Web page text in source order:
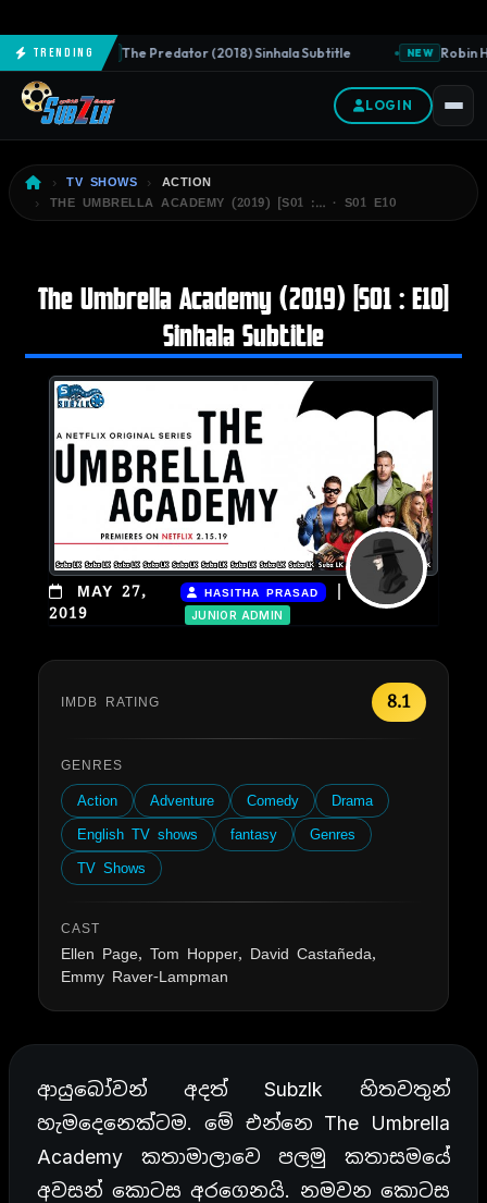
TrendingNEW The Predator (2018) Sinhala Subtitle NEW Robin
LOGIN
TV SHOWS
ACTION
THE UMBRELLA ACADEMY (2019) [S01 :… · S01 E10
The Umbrella Academy (2019) [S01 : E10]
Sinhala Subtitle
MAY 27,
2019
HASITHA PRASAD
JUNIOR ADMIN
IMDB RATING 8.1
GENRES
Action Adventure Comedy
Drama
English TV shows
fantasy
Genres
TV Shows
CAST
Ellen Page, Tom Hopper, David Castañeda,
Emmy Raver-Lampman
ආයුබෝවන් අදත් Subzlk හිතවතුන්
හැමදෙනෙක්ටම. මේ එන්නෙ The Umbrella
Academy කතාමාලාවෙ පලමු කතාසමයේ
අවසන් කොටස අරගෙනයි. නමවන කොටස